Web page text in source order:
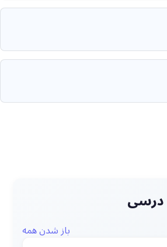
درسی
باز شدن همه